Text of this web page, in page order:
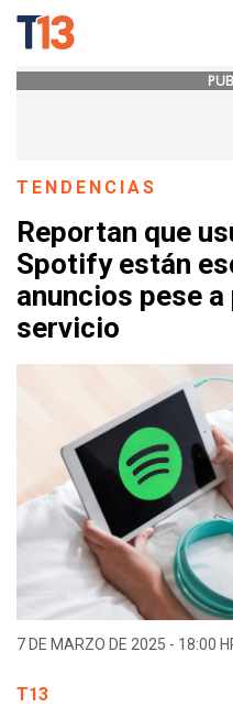
TENDENCIAS
Reportan que
Spotify están
anuncios pese
servicio
7 DE MARZO DE 2025 - 18:00
T13